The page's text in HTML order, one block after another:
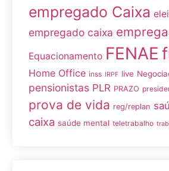
empregado Caixa
empregado caixa
Equacionamento FENAE
Home Office inss IRPF live
pensionistas PLR PRAZO
prova de vida reg/replan
caixa saúde mental teletrabalho